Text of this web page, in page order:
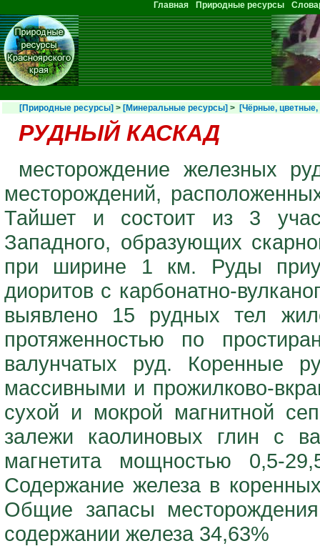
Главное меню
Главная Природные ресурсы
[Природные ресурсы] > [Минеральные ресурсы] > [Чёрные,
РУДНЫЙ КАСКАД
месторождение железных
месторождений,
Тайшет и состоит из 3
Западного, образующих
при ширине 1 км. Руды
диоритов с карбонатно-
выявлено 15 рудных тел
протяженностью по
валунчатых руд. Коренные
массивными и прожилково-
сухой и мокрой магнитной
залежи каолиновых глин с
магнетита мощностью 0,5-
Содержание железа в
Общие запасы
содержании железа 34,63%